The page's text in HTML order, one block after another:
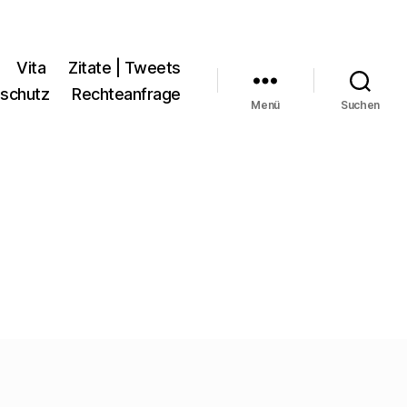
Vita
Zitate | Tweets
Rechteanfrage
Menü Suchen